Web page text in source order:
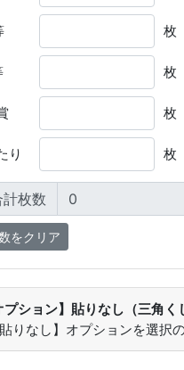
枚
枚
枚
り 枚
計枚数
プション】貼りなし（三角く
りなし】オプションを選択